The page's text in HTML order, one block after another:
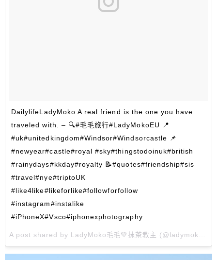
DailylifeLadyMoko A real friend is the one you have
traveled with. – 🔍#毛毛旅行#LadyMokoEU 📍
#uk#unitedkingdom#Windsor#Windsorcastle 📌
#newyear#castle#royal #sky#thingstodoinuk#british
#rainydays#kkday#royalty 📝#quotes#friendship#sis
#travel#nye#triptoUK
#like4like#likeforlike#followforfollow
#instagram#instalike
#iPhoneX#Vsco#iphonexphotography
A post shared by LadyMoko毛毛💚抹茶教主 (@ladymoko_com) on